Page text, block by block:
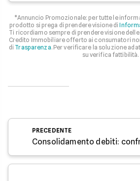
*Annuncio Promozionale: per tutte le
prodotto si prega di prendere visione di
Ti ricordiamo sempre di prendere visione
Credito Immobiliare offerto ai consumatori
di Trasparenza. Per verificare la soluzione
su verifica fattibilità.
PRECEDENTE